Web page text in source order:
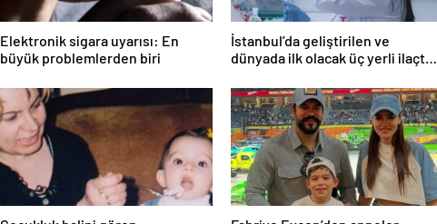
Elektronik sigara uyarısı: En
büyük problemlerden biri
İstanbul’da geliştirilen ve
dünyada ilk olacak üç yerli ilaçta,